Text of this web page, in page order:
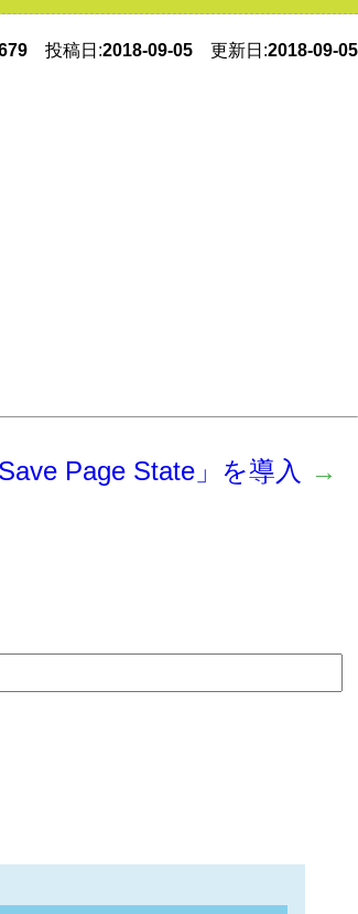
投稿日:2018-09-05 更新日:2018-09-05
Page State」を導入